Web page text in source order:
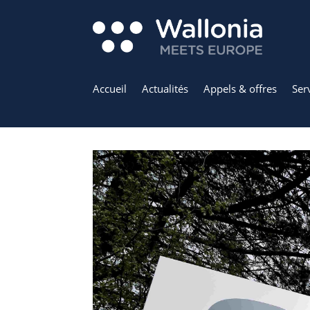
Accueil Actualités Appels & offres